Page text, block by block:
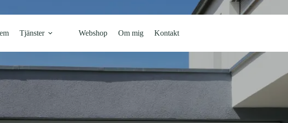
Tjänster Webshop Om mig Kontakt